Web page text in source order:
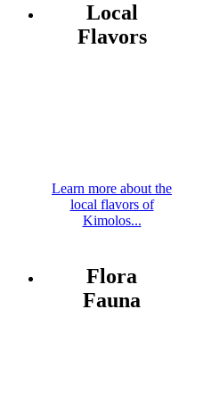
Local
Flavors
Learn more about the
local flavors of
Kimolos...
Flora
Fauna